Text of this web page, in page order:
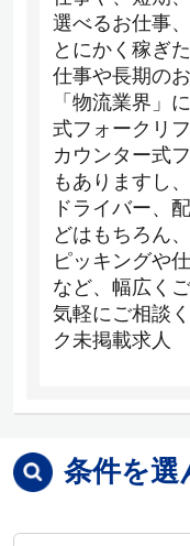
選べるお仕事、
とにかく稼ぎ
仕事や長期の
「物流業界」
式フォークリ
カウンター式
もありますし、
ドライバー、
どはもちろん、
ピッキングや
など、幅広く
気軽にご相談
ク未掲載求人
条件を選